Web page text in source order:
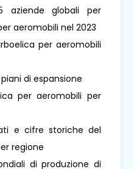
aziende globali per
aeromobili nel 2023
per aeromobili
di espansione
per aeromobili per
e cifre storiche del
regione
di produzione di